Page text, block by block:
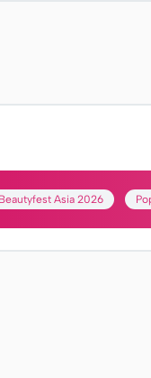
Beautyfest Asia 2026